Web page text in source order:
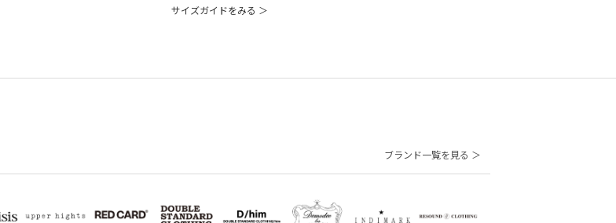
サイズガイドをみる ＞
ブランド一覧を見る ＞